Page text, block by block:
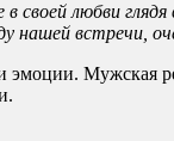
любви
встречи,
Мужская